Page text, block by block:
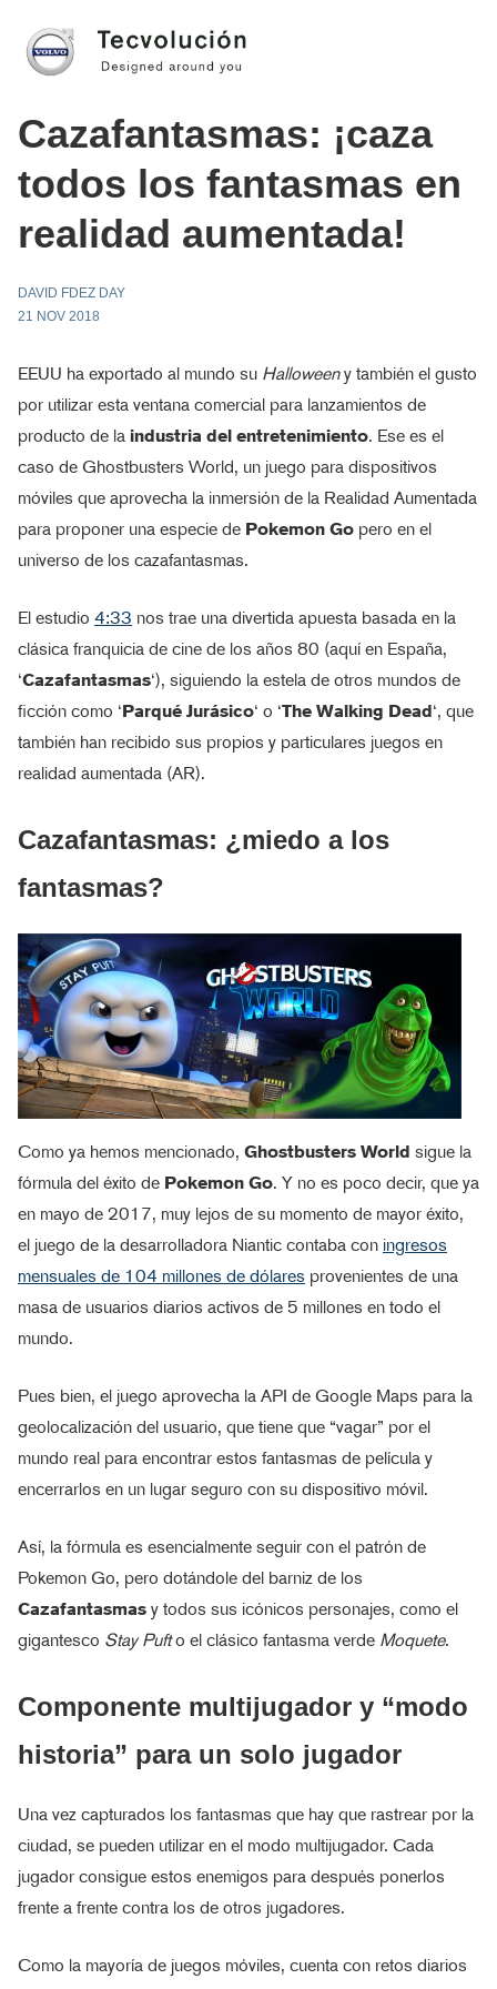
Cazafantasmas: ¡caza
todos los fantasmas en
realidad aumentada!
DAVID FDEZ DAY
21 NOV 2018
EEUU ha exportado al mundo su Halloweeny también el gusto
por utilizar esta ventana comercial para lanzamientos de
producto de la industria del entretenimiento. Ese es el
caso de Ghostbusters World, un juego para dispositivos
móviles que aprovecha la inmersión de la Realidad Aumentada
para proponer una especie de Pokemon Go pero en el
universo de los cazafantasmas.
El estudio 4:33 nos trae una divertida apuesta basada en la
clásica franquicia de cine de los años 80 (aquí en España,
‘Cazafantasmas‘), siguiendo la estela de otros mundos de
ficción como ‘Parqué Jurásico‘ o ‘The Walking Dead‘, que
también han recibido sus propios y particulares juegos en
realidad aumentada (AR).
Cazafantasmas: ¿miedo a los
fantasmas?
Como ya hemos mencionado, Ghostbusters World sigue la
fórmula del éxito de Pokemon Go. Y no es poco decir, que ya
en mayo de 2017, muy lejos de su momento de mayor éxito,
el juego de la desarrolladora Niantic contaba con ingresos
mensuales de 104 millones de dólares provenientes de una
masa de usuarios diarios activos de 5 millones en todo el
mundo.
Pues bien, el juego aprovecha la API de Google Maps para la
geolocalización del usuario, que tiene que “vagar” por el
mundo real para encontrar estos fantasmas de película y
encerrarlos en un lugar seguro con su dispositivo móvil.
Así, la fórmula es esencialmente seguir con el patrón de
Pokemon Go, pero dotándole del barniz de los
Cazafantasmas y todos sus icónicos personajes, como el
gigantesco Stay Pufto el clásico fantasma verde Moquete.
Componente multijugador y “modo
historia” para un solo jugador
Una vez capturados los fantasmas que hay que rastrear por la
ciudad, se pueden utilizar en el modo multijugador. Cada
jugador consigue estos enemigos para después ponerlos
frente a frente contra los de otros jugadores.
Como la mayoría de juegos móviles, cuenta con retos diarios